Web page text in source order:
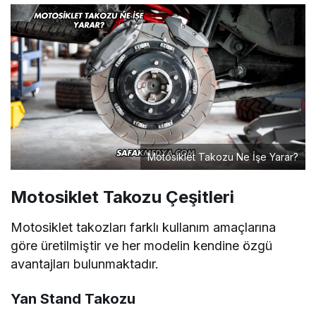
Motosiklet Takozu Ne İşe Yarar?
Motosiklet Takozu Çeşitleri
Motosiklet takozları farklı kullanım amaçlarına
göre üretilmiştir ve her modelin kendine özgü
avantajları bulunmaktadır.
Yan Stand Takozu